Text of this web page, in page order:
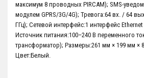
максимум 8 проводных PIRCAM); SMS-
модулем GPRS/3G/4G); Тревога:64 вх. / 64
ГГц); Сетевой интерфейс:1 интерфейс
Источник питания:100–240 В переменного
трансформатор); Размеры:261 мм × 199 мм ×
Цвет:Белый.